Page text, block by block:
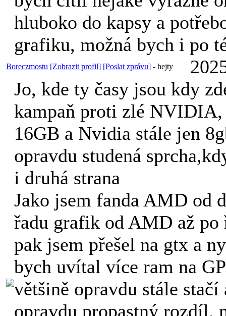
hluboko do kapsy a
grafiku, možná bych i po
Boreczmostu [Zobrazit profil] [Poslat zprávu] - hejty
Jo, kde ty časy jsou kdy
kampaň proti zlé
16GB a Nvidia stále jen
opravdu studená
i druhá strana
Jako jsem fanda AMD od
řadu grafik od AMD až po
pak jsem přešel na gtx a
bych uvítal více ram na
většině opravdu stále stačí
opravdu propastný rozdíl,